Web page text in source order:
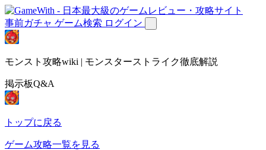
事前ガチャ ゲーム検索 ログイン
モンスト攻略wiki | モンスターストライク徹底解説
掲示板Q&A
トップに戻る
ゲーム攻略一覧を見る